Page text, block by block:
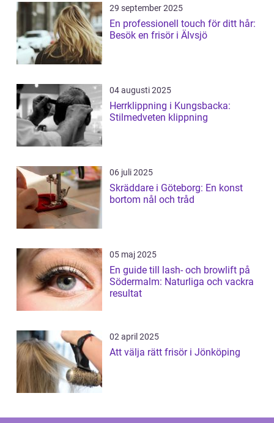
29 september 2025
En professionell touch för ditt hår:
Besök en frisör i Älvsjö
04 augusti 2025
Herrklippning i Kungsbacka:
Stilmedveten klippning
06 juli 2025
Skräddare i Göteborg: En konst
bortom nål och tråd
05 maj 2025
En guide till lash- och browlift på
Södermalm: Naturliga och vackra
resultat
02 april 2025
Att välja rätt frisör i Jönköping